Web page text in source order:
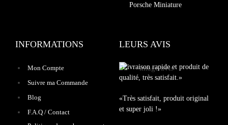
Porsche Miniature
INFORMATIONS
Mon Compte
Suivre ma Commande
Blog
F.A.Q / Contact
LEURS AVIS
«Livraison rapide et produit de
qualité, très satisfait.»
«Très satisfait, produit original
et super joli !»